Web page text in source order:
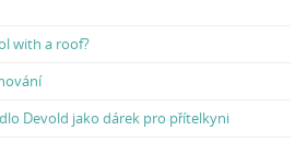
with a roof?
Devold jako dárek pro přítelkyni